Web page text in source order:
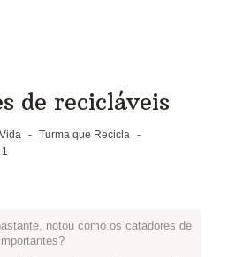
entrega dos
sua escola produz.
de recicláveis
- Turma que Recicla -
notou como os catadores de